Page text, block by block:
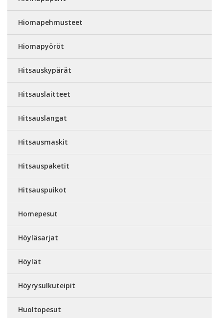
Hiomapehmusteet
Hiomapyöröt
Hitsauskypärät
Hitsauslaitteet
Hitsauslangat
Hitsausmaskit
Hitsauspaketit
Hitsauspuikot
Homepesut
Höyläsarjat
Höylät
Höyrysulkuteipit
Huoltopesut